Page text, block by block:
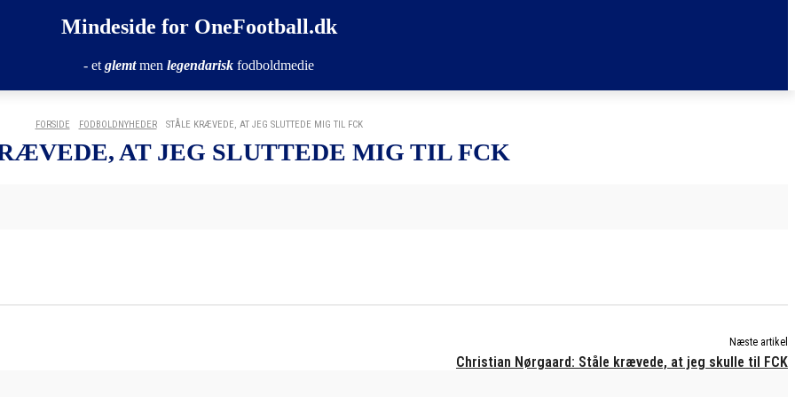
Mindeside for OneFootball.dk
- et glemtmen legendarisk fodboldmedie
FORSIDE FODBOLDNYHEDER STÅLE KRÆVEDE, AT JEG SLUTTEDE MIG TIL FCK
AT JEG SLUTTEDE MIG TIL FCK
Næste artikel
Christian Nørgaard: Ståle krævede, at jeg skulle til FCK